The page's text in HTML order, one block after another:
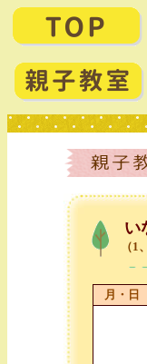
い
（1
月・日